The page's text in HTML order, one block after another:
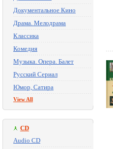
Документальное Кино
Драма. Мелодрама
Классика
Комедия
Музыка. Опера. Балет
Русский Сериал
Юмор, Сатира
View All
CD
Audio CD